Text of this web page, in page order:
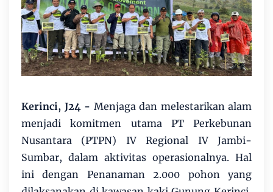
Kerinci, J24 - Menjaga dan melestarikan alam
menjadi komitmen utama PT Perkebunan
Nusantara (PTPN) IV Regional IV Jambi-
Sumbar, dalam aktivitas operasionalnya. Hal
ini dengan Penanaman 2.000 pohon yang